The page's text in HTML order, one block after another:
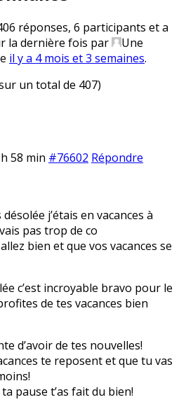
réponses, 6 participants et a
la dernière fois par
Une
il y a 4 mois et 3 semaines.
un total de 407)
58 min #76602 Répondre
j’étais en vacances à
pas trop de co
bien et que vos vacances se
c’est incroyable bravo pour le
de tes vacances bien
d’avoir de tes nouvelles!
te reposent et que tu vas
pause t’as fait du bien!